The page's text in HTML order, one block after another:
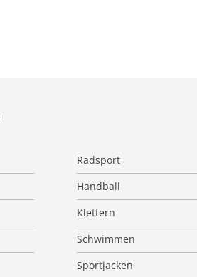
Radsport
Handball
Klettern
Schwimmen
Sportjacken